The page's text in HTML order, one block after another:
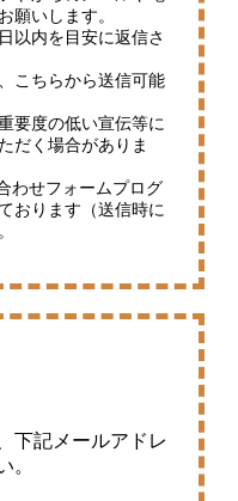
願いします。
以内を目安に返信さ
こちらから送信可能
要度の低い宣伝等に
だく場合がありま
わせフォームプログ
おります（送信時に
下記メールアドレ
。